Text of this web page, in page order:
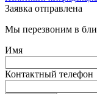
Заявка отправлена
Мы перезвоним в
Имя
Контактный телефон